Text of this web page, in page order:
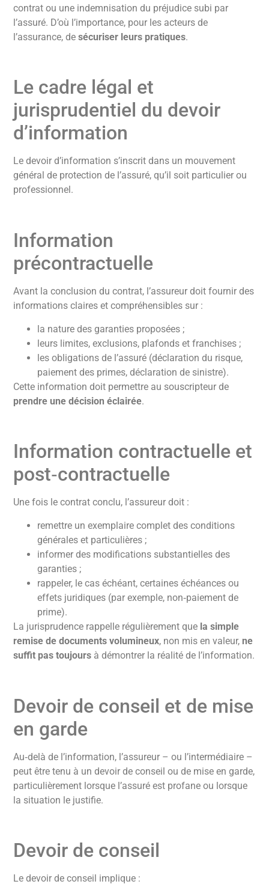
contrat ou une indemnisation du préjudice subi par
l’assuré. D’où l’importance, pour les acteurs de
l’assurance, desécuriser leurs pratiques.
Le cadre légal et
jurisprudentiel du devoir
d’information
Le devoir d’information s’inscrit dans un mouvement
général de protection de l’assuré, qu’il soit particulier ou
professionnel.
Information
précontractuelle
Avant la conclusion du contrat, l’assureur doit fournir des
informations claires et compréhensibles sur :
la nature des garanties proposées ;
leurs limites, exclusions, plafonds et franchises ;
les obligations de l’assuré (déclaration du risque,
paiement des primes, déclaration de sinistre).
Cette information doit permettre au souscripteur de
prendre une décision éclairée.
Information contractuelle et
post‑contractuelle
Une fois le contrat conclu, l’assureur doit :
remettre un exemplaire complet des conditions
générales et particulières ;
informer des modifications substantielles des
garanties ;
rappeler, le cas échéant, certaines échéances ou
effets juridiques (par exemple, non‑paiement de
prime).
La jurisprudence rappelle régulièrement que la simple
remise de documents volumineux, non mis en valeur, ne
suffit pas toujours à démontrer la réalité de l’information.
Devoir de conseil et de mise
en garde
Au‑delà de l’information, l’assureur – ou l’intermédiaire –
peut être tenu à un devoir de conseil ou de mise en garde,
particulièrement lorsque l’assuré est profane ou lorsque
la situation le justifie.
Devoir de conseil
Le devoir de conseil implique :